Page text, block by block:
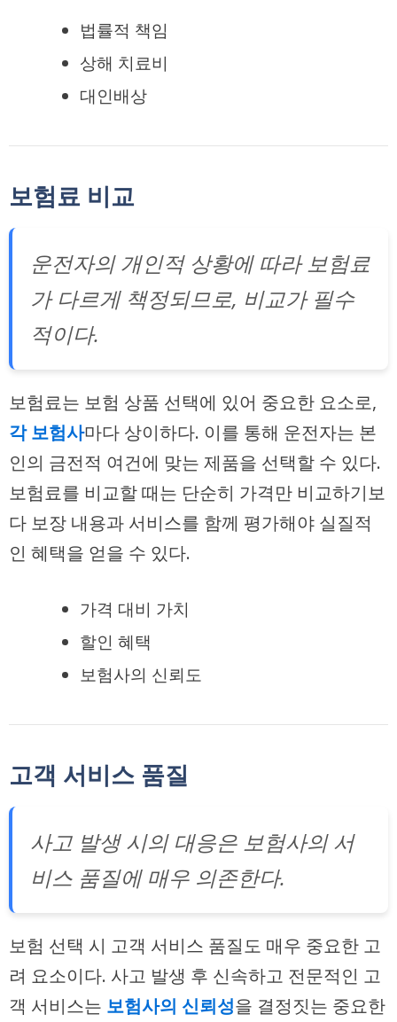
법률적 책임
상해 치료비
대인배상
보험료 비교
운전자의 개인적 상황에 따라 보험료
가 다르게 책정되므로, 비교가 필수
적이다.
보험료는 보험 상품 선택에 있어 중요한 요소로,
각 보험사마다 상이하다. 이를 통해 운전자는 본
인의 금전적 여건에 맞는 제품을 선택할 수 있다.
보험료를 비교할 때는 단순히 가격만 비교하기보
다 보장 내용과 서비스를 함께 평가해야 실질적
인 혜택을 얻을 수 있다.
가격 대비 가치
할인 혜택
보험사의 신뢰도
고객 서비스 품질
사고 발생 시의 대응은 보험사의 서
비스 품질에 매우 의존한다.
보험 선택 시 고객 서비스 품질도 매우 중요한 고
려 요소이다. 사고 발생 후 신속하고 전문적인 고
객 서비스는 보험사의 신뢰성을 결정짓는 중요한